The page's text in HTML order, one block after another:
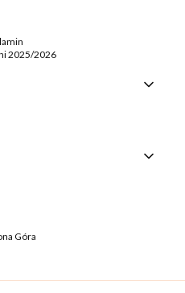
2025/2026
Góra